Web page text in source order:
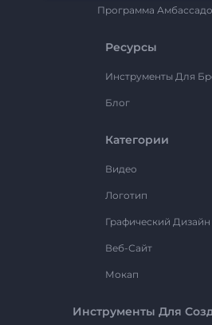
Программа
Ресурсы
Инструменты Для
Блог
Категории
Видео
Логотип
Графический Дизайн
Веб-Сайт
Мокап
Инструменты Для